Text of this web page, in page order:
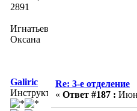
2891
Игнатьева
Оксана
Galiric
Инструктор
Re: 3-е отделение
« Ответ #187 :